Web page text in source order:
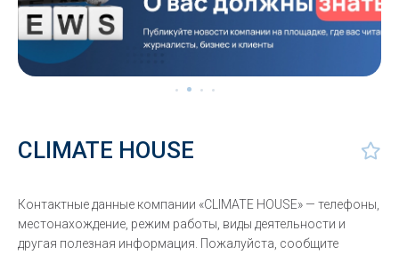
CLIMATE HOUSE
Контактные данные компании «CLIMATE HOUSE» — телефоны,
местонахождение, режим работы, виды деятельности и
другая полезная информация. Пожалуйста, сообщите